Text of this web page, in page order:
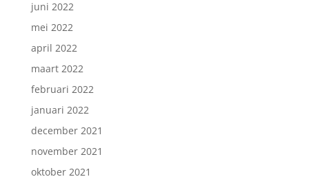
juni 2022
mei 2022
april 2022
maart 2022
februari 2022
januari 2022
december 2021
november 2021
oktober 2021